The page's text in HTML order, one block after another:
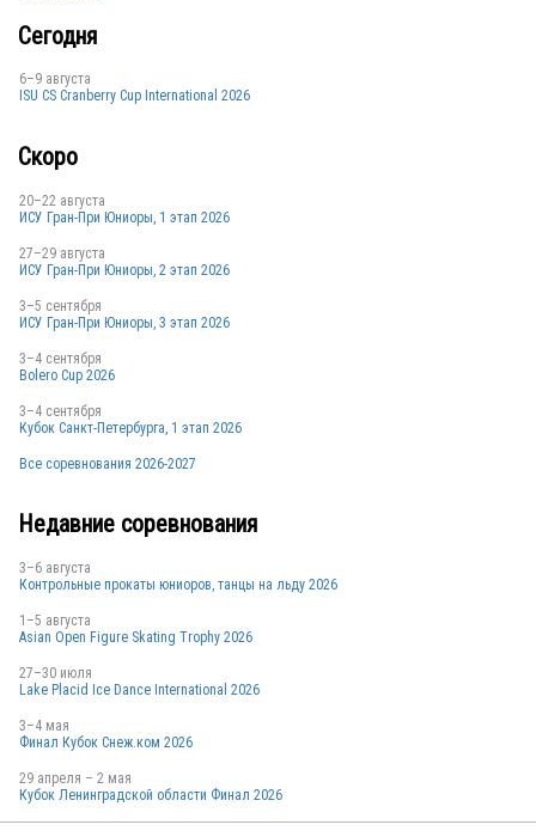
THA
THA
THA
Сегодня
6–9 августа
ISU CS Cranberry Cup International 2026
Скоро
20–22 августа
ИСУ Гран-При Юниоры, 1 этап 2026
27–29 августа
ИСУ Гран-При Юниоры, 2 этап 2026
3–5 сентября
ИСУ Гран-При Юниоры, 3 этап 2026
3–4 сентября
Bolero Cup 2026
3–4 сентября
Кубок Санкт-Петербурга, 1 этап 2026
Все соревнования 2026-2027
Недавние соревнования
3–6 августа
Контрольные прокаты юниоров, танцы на льду 2026
1–5 августа
Asian Open Figure Skating Trophy 2026
27–30 июля
Lake Placid Ice Dance International 2026
3–4 мая
Финал Кубок Снеж.ком 2026
29 апреля – 2 мая
Кубок Ленинградской области Финал 2026